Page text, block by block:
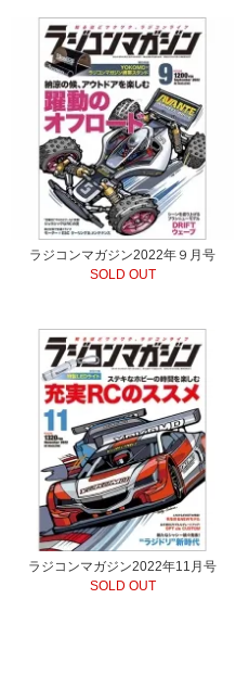
ラジコンマガジン2022年９月号
SOLD OUT
ラジコンマガジン2022年11月号
SOLD OUT